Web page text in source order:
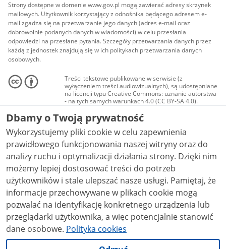
Strony dostępne w domenie www.gov.pl mogą zawierać adresy skrzynek
mailowych. Użytkownik korzystający z odnośnika będącego adresem e-
mail zgadza się na przetwarzanie jego danych (adres e-mail oraz
dobrowolnie podanych danych w wiadomości) w celu przesłania
odpowiedzi na przesłane pytania. Szczegóły przetwarzania danych przez
każdą z jednostek znajdują się w ich politykach przetwarzania danych
osobowych.
Treści tekstowe publikowane w serwisie (z
wyłączeniem treści audiowizualnych), są udostępniane
na licencji typu Creative Commons: uznanie autorstwa
- na tych samych warunkach 4.0 (CC BY-SA 4.0).
Materiały audiowizualne, w tym zdjęcia, materiały
audio i wideo, są udostępniane na licencji typu
Creative Commons: uznanie autorstwa użycie
niekomercyjne - bez utworów zależnych 4.0 (CC BY-
NC-ND 4.0), o ile nie jest to stwierdzone inaczej.
Dbamy o Twoją prywatność
Wykorzystujemy pliki cookie w celu zapewnienia
prawidłowego funkcjonowania naszej witryny oraz do
analizy ruchu i optymalizacji działania strony. Dzięki nim
możemy lepiej dostosować treści do potrzeb
użytkowników i stale ulepszać nasze usługi. Pamiętaj, że
informacje przechowywane w plikach cookie mogą
pozwalać na identyfikację konkretnego urządzenia lub
przeglądarki użytkownika, a więc potencjalnie stanowić
dane osobowe. Polityka cookies